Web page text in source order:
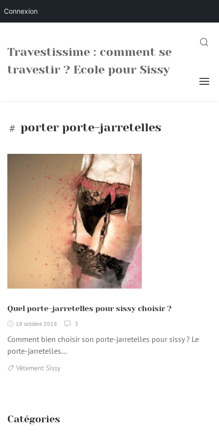
content
Travestissime : comment se
travestir ? Ecole pour Sissy
porter porte-jarretelles
Quel porte-jarretelles pour sissy choisir ?
18 octobre 2018 3
Comment bien choisir son porte-jarretelles pour sissy ? Le
porte-jarretelles…
Vêtement Sissy
Catégories
Connexion